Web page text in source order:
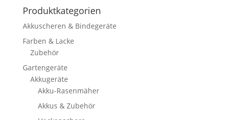
Produktkategorien
Akkuscheren & Bindegeräte
Farben & Lacke
Zubehör
Gartengeräte
Akkugeräte
Akku-Rasenmäher
Akkus & Zubehör